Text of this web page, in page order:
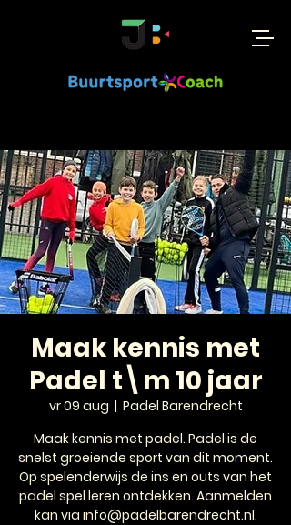
Maak kennis met
Padel t\m 10 jaar
vr 09 aug
  |
Padel Barendrecht
Maak kennis met padel. Padel is de
snelst groeiende sport van dit moment.
Op spelenderwijs de ins en outs van het
padel spel leren ontdekken. Aanmelden
kan via info@padelbarendrecht.nl.